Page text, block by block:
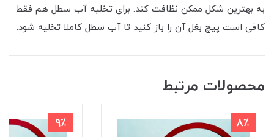
به بهترین شکل ممکن نظافت کند. برای تخلیه آب سطل هم فقط
کافی است پیچ بغل آن را باز کنید تا آب سطل کاملا تخلیه شود.
محصولات مرتبط
8٪ 9٪